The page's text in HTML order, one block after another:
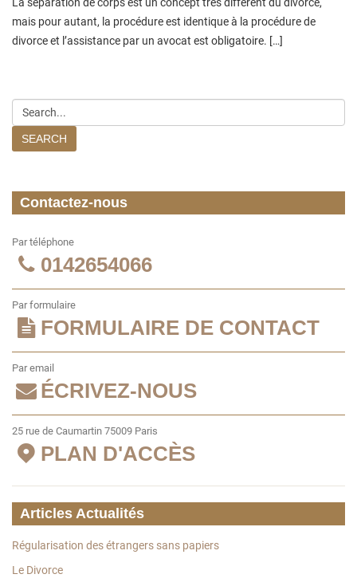
mais pour autant, la procédure est identique à la procédure de
divorce et l’assistance par un avocat est obligatoire. […]
SEARCH
Contactez-nous
Par téléphone
0142654066
Par formulaire
FORMULAIRE DE CONTACT
Par email
ÉCRIVEZ-NOUS
25 rue de Caumartin 75009 Paris
PLAN D'ACCÈS
Articles Actualités
Régularisation des étrangers sans papiers
Le Divorce